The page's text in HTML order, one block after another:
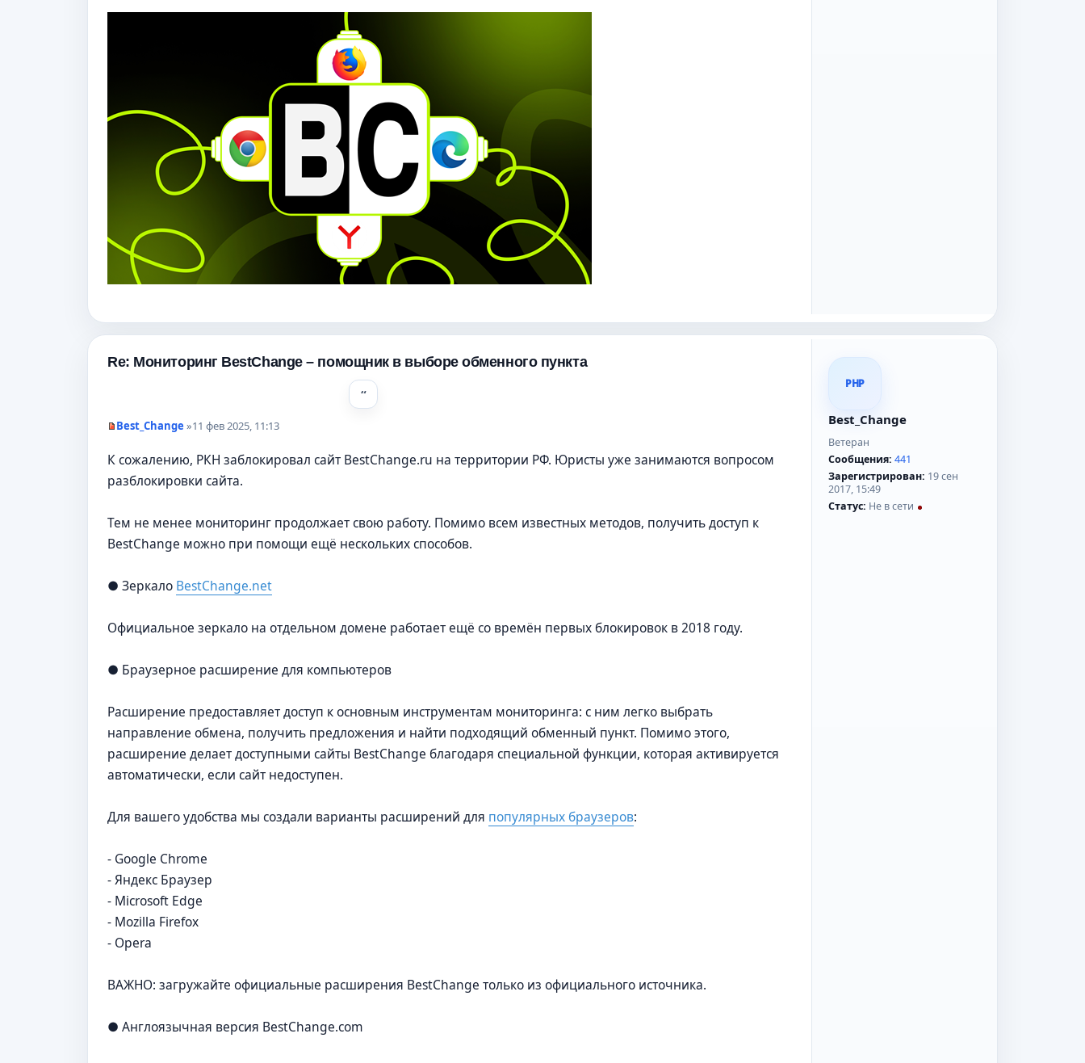
PHP
Best_Change
Ветеран
Сообщения: 441
Зарегистрирован: 19 сен
2017, 15:49
Статус: Не в сети
Re: Мониторинг BestChange – помощник в выборе обменного пункта
п
о
т
а
н
е
с
б
н
и
Best_Change »11 фев 2025, 11:13
К сожалению, РКН заблокировал сайт BestChange.ru на территории РФ. Юристы уже занимаются вопросом
разблокировки сайта.
Тем не менее мониторинг продолжает свою работу. Помимо всем известных методов, получить доступ к
BestChange можно при помощи ещё нескольких способов.
● Зеркало BestChange.net
Официальное зеркало на отдельном домене работает ещё со времён первых блокировок в 2018 году.
● Браузерное расширение для компьютеров
Расширение предоставляет доступ к основным инструментам мониторинга: с ним легко выбрать
направление обмена, получить предложения и найти подходящий обменный пункт. Помимо этого,
расширение делает доступными сайты BestChange благодаря специальной функции, которая активируется
автоматически, если сайт недоступен.
Для вашего удобства мы создали варианты расширений для популярных браузеров:
- Google Chrome
- Яндекс Браузер
- Microsoft Edge
- Mozilla Firefox
- Opera
ВАЖНО: загружайте официальные расширения BestChange только из официального источника.
● Англоязычная версия BestChange.com